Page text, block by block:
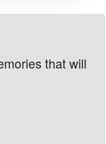
that will